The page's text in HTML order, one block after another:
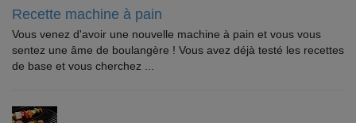
Recette machine à pain
Vous venez d'avoir une nouvelle machine à pain et vous vous
sentez une âme de boulangère ! Vous avez déjà testé les recettes
de base et vous cherchez ...